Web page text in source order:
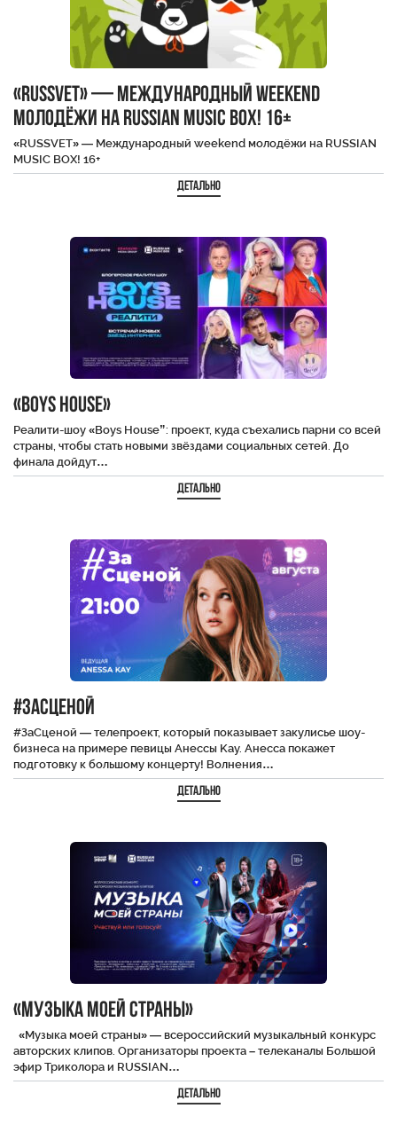
«RUSSVET» — Международный weekend
молодёжи на RUSSIAN MUSIC BOX! 16+
«RUSSVET» — Международный weekend молодёжи на RUSSIAN
MUSIC BOX! 16+
Детально
«BOYS HOUSE»
Реалити-шоу «Boys House”: проект, куда съехались парни со всей
страны, чтобы стать новыми звёздами социальных сетей. До
финала дойдут…
Детально
#ЗаСценой
#ЗаСценой — телепроект, который показывает закулисье шоу-
бизнеса на примере певицы Анессы Kay. Анесса покажет
подготовку к большому концерту! Волнения…
Детально
«Музыка моей страны»
«Музыка моей страны» — всероссийский музыкальный конкурс
авторских клипов. Организаторы проекта – телеканалы Большой
эфир Триколора и RUSSIAN…
Детально